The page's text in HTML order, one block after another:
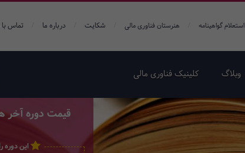
استعلام گواهینامه هنرستان فناوری مالی شکایت درباره ما تماس با
وبلاگ کلینیک فناوری مالی
قیمت دوره آخر هفته:
این دوره